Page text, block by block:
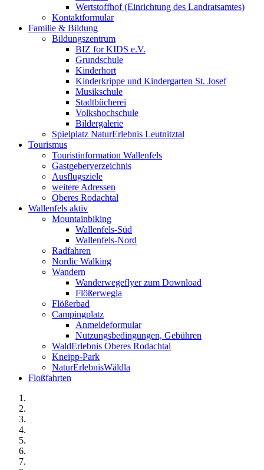
Wertstoffhof (Einrichtung des Landratsamtes)
Kontaktformular
Familie & Bildung
Bildungszentrum
BIZ for KIDS e.V.
Grundschule
Kinderhort
Kinderkrippe und Kindergarten St. Josef
Musikschule
Stadtbücherei
Volkshochschule
Bildergalerie
Spielplatz NaturErlebnis Leutnitztal
Tourismus
Touristinformation Wallenfels
Gastgeberverzeichnis
Ausflugsziele
weitere Adressen
Oberes Rodachtal
Wallenfels aktiv
Mountainbiking
Wallenfels-Süd
Wallenfels-Nord
Radfahren
Nordic Walking
Wandern
Wanderwegeflyer zum Download
Flößerwegla
Flößerbad
Campingplatz
Anmeldeformular
Nutzungsbedingungen, Gebühren
WaldErlebnis Oberes Rodachtal
Kneipp-Park
NaturErlebnisWäldla
Floßfahrten